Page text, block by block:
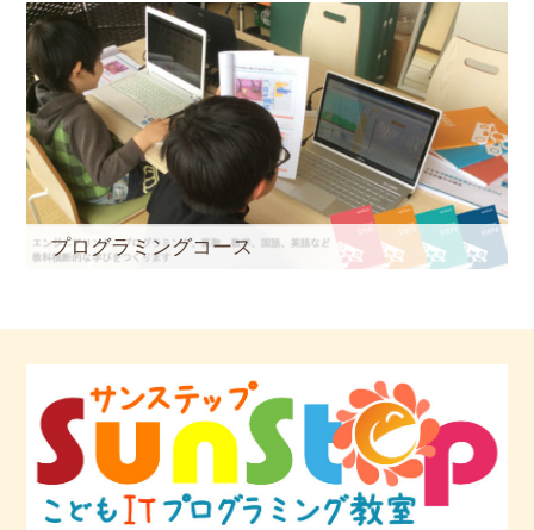
プログラミングコース